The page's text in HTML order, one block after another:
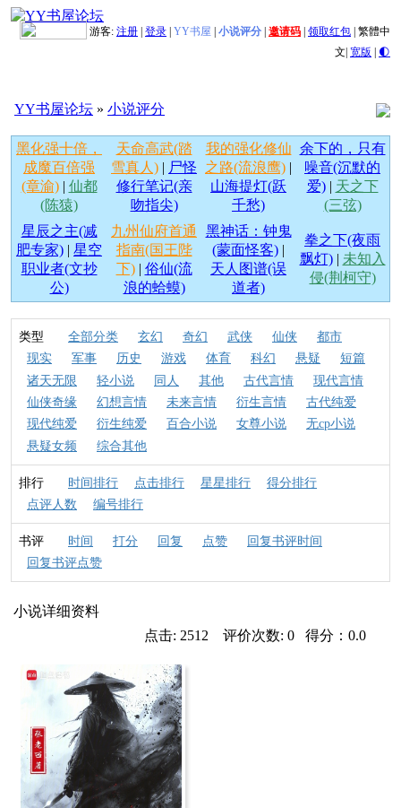
游客: 注册 登录 YY书屋 小说评分 邀请码 领取红包 繁體中
文| 宽版 | 🌓
YY书屋论坛 » 小说评分
黑化强十倍，
成魔百倍强
(章渝)| 仙都
(陈猿)
天命高武(踏
雪真人) | 尸怪
修行笔记(亲
吻指尖)
我的强化修仙
之路(流浪鹰) |
山海提灯(跃
千愁)
余下的，只有
噪音(沉默的
爱)| 天之下
(三弦)
星辰之主(减
肥专家) | 星空
职业者(文抄
公)
九州仙府首通
指南(国王陛
下)| 俗仙(流
浪的蛤蟆)
黑神话：钟鬼
(蒙面怪客) |
天人图谱(误
道者)
拳之下(夜雨
飘灯)| 未知入
侵(荆柯守)
类型 全部分类 玄幻 奇幻 武侠 仙侠
都市
现实
军事 历史 游戏 体育 科幻 悬疑
短篇
诸天无限
轻小说 同人 其他 古代言情
现代言情
仙侠奇缘
幻想言情 未来言情 衍生言情
古代纯爱
现代纯爱
衍生纯爱 百合小说 女尊小说
无cp小说
悬疑女频
综合其他
排行 时间排行 点击排行 星星排行
得分排行
点评人数
编号排行
书评 时间 打分 回复 点赞
回复书评时间
回复书评点赞
小说详细资料
点击: 2512 评价次数: 0 得分：0.0